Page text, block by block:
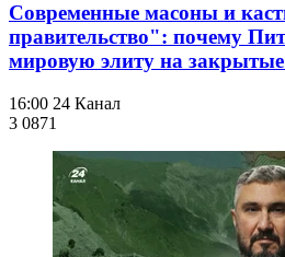
Современные масоны и
правительство": почему
мировую элиту на закрытые
16:00 24 Канал
3 0871